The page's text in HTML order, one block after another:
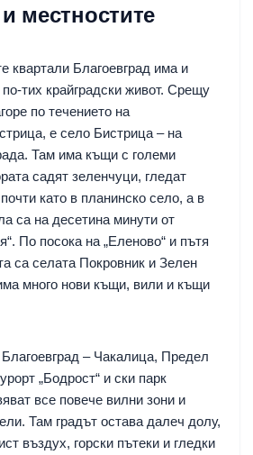
местностите
квартали Благоевград има и
тих крайградски живот. Срещу
по течението на
е село Бистрица – на
Там има къщи с големи
садят зеленчуци, гледат
като в планинско село, а в
са на десетина минути от
По посока на „Еленово“ и пътя
са селата Покровник и Зелен
много нови къщи, вили и къщи
– Чакалица, Предел
„Бодрост“ и ски парк
все повече вилни зони и
Там градът остава далеч долу,
въздух, горски пътеки и гледки